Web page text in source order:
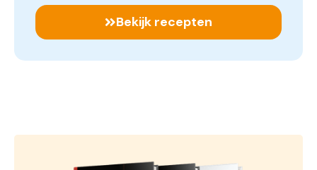
Bekijk recepten